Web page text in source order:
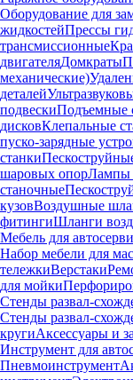
Оборудование для
жидкостейПрессы
трансмиссионные
двигателяДомкраты
механические)
деталей
подвескиПодъемные
дисковКлепальные
пуско-зарядные
станки
шаровых опорЛампы
станочные
кузовВоздушные
фитингиШланги
Мебель для
Набор мебели для
тележкиВерстаки
для мойки
Стенды развал-
Стенды развал-
кругиАксессуары и
Инструмент для
Пневмоинструмент